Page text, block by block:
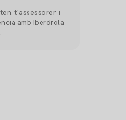
t'assessoren i
amb Iberdrola